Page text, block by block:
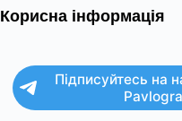
Корисна інформація
Підписуйтесь на